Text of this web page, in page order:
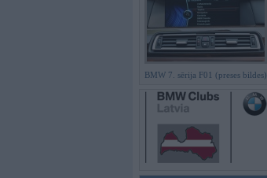
BMW 7. sērija F01 (preses bildes)